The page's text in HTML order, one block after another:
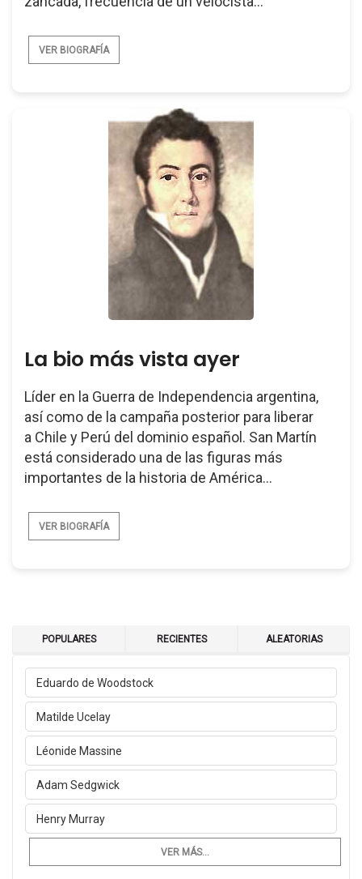
VER BIOGRAFÍA
La bio más vista ayer
Líder en la Guerra de Independencia argentina,
así como de la campaña posterior para liberar
a Chile y Perú del dominio español. San Martín
está considerado una de las figuras más
importantes de la historia de América...
VER BIOGRAFÍA
POPULARES RECIENTES ALEATORIAS
Eduardo de Woodstock
Matilde Ucelay
Léonide Massine
Adam Sedgwick
Henry Murray
VER MÁS...